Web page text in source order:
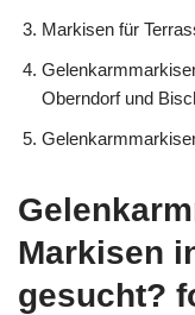
Markisen für
Oberndorf und
Markisen
gesucht?